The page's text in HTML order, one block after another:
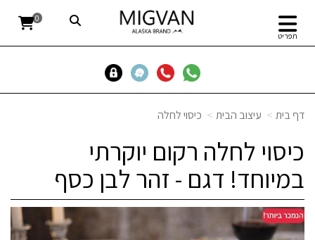
תפריט
0
דף בית עיצוב הבית כיסוי לחלה
כיסוי לחלה רקום יוקרתי
במיוחד! דגם - זהר לבן כסף